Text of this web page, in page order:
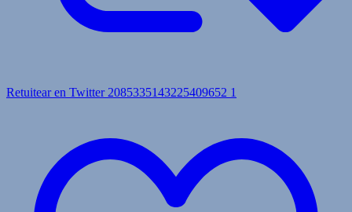
Retuitear en Twitter 2085335143225409652 1